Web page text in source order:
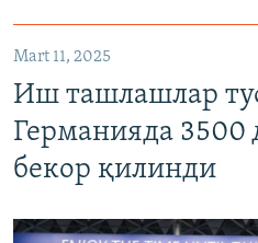
Mart 11, 2025
Иш ташлашлар
Германияда 3500
бекор қилинди